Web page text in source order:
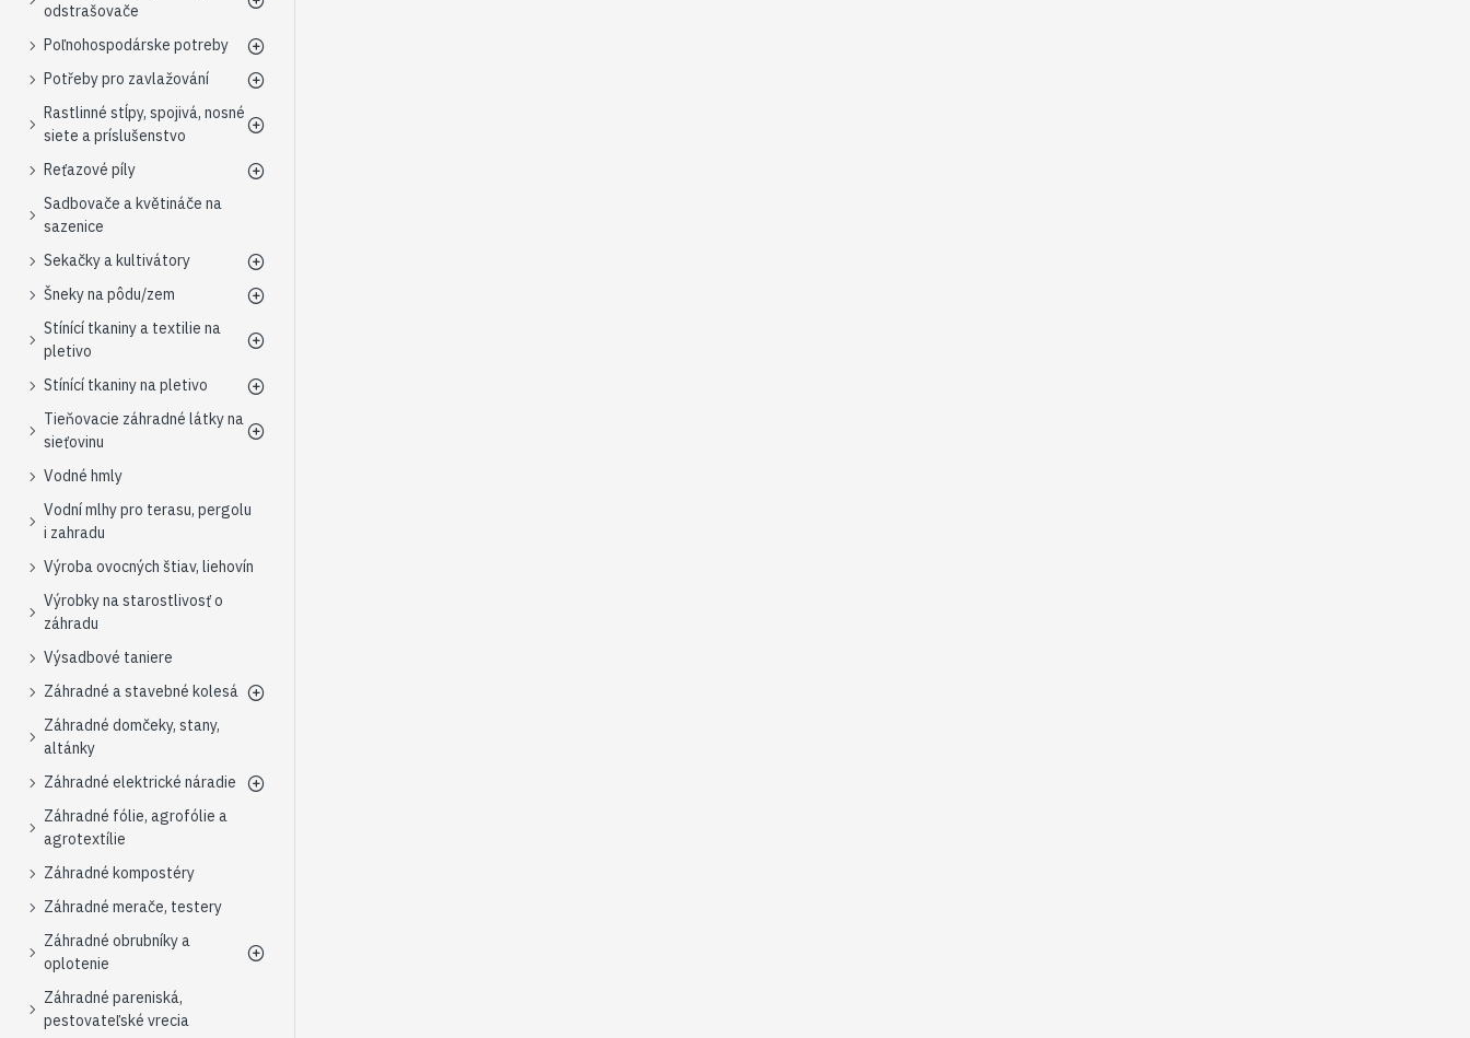
odstrašovače
Poľnohospodárske potreby
Potřeby pro zavlažování
Rastlinné stĺpy, spojivá, nosné
siete a príslušenstvo
Reťazové píly
Sadbovače a květináče na
sazenice
Sekačky a kultivátory
Šneky na pôdu/zem
Stínící tkaniny a textilie na
pletivo
Stínící tkaniny na pletivo
Tieňovacie záhradné látky na
sieťovinu
Vodné hmly
Vodní mlhy pro terasu, pergolu
i zahradu
Výroba ovocných štiav, liehovín
Výrobky na starostlivosť o
záhradu
Výsadbové taniere
Záhradné a stavebné kolesá
Záhradné domčeky, stany,
altánky
Záhradné elektrické náradie
Záhradné fólie, agrofólie a
agrotextílie
Záhradné kompostéry
Záhradné merače, testery
Záhradné obrubníky a
oplotenie
Záhradné pareniská,
pestovateľské vrecia